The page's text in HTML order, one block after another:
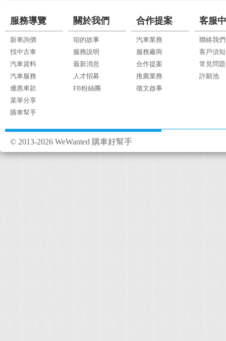
服務導覽
新車詢價
找中古車
汽車資料
汽車服務
優惠車款
菜單分享
購車幫手
關於我們
咱的故事
服務說明
最新消息
人才招募
FB粉絲團
合作提案
汽車業務
服務廠商
合作提案
推薦業務
徵文啟事
客服
聯絡我們
客戶須知
常見問題
許願池
© 2013-2026 WeWanted 購車好幫手